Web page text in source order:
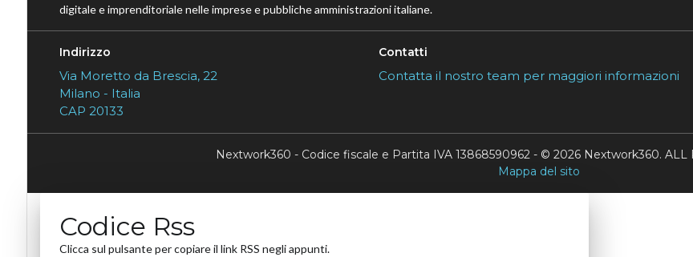
digitale e imprenditoriale nelle imprese e pubbliche amministrazioni italiane.
Indirizzo
Via Moretto da Brescia, 22
Milano - Italia
CAP 20133
Contatti
Contatta il nostro team per maggiori informazioni
Nextwork360 - Codice fiscale e Partita IVA 13868590962 - © 2026 Nextwork360. ALL
Mappa del sito
Codice Rss
Clicca sul pulsante per copiare il link RSS negli appunti.